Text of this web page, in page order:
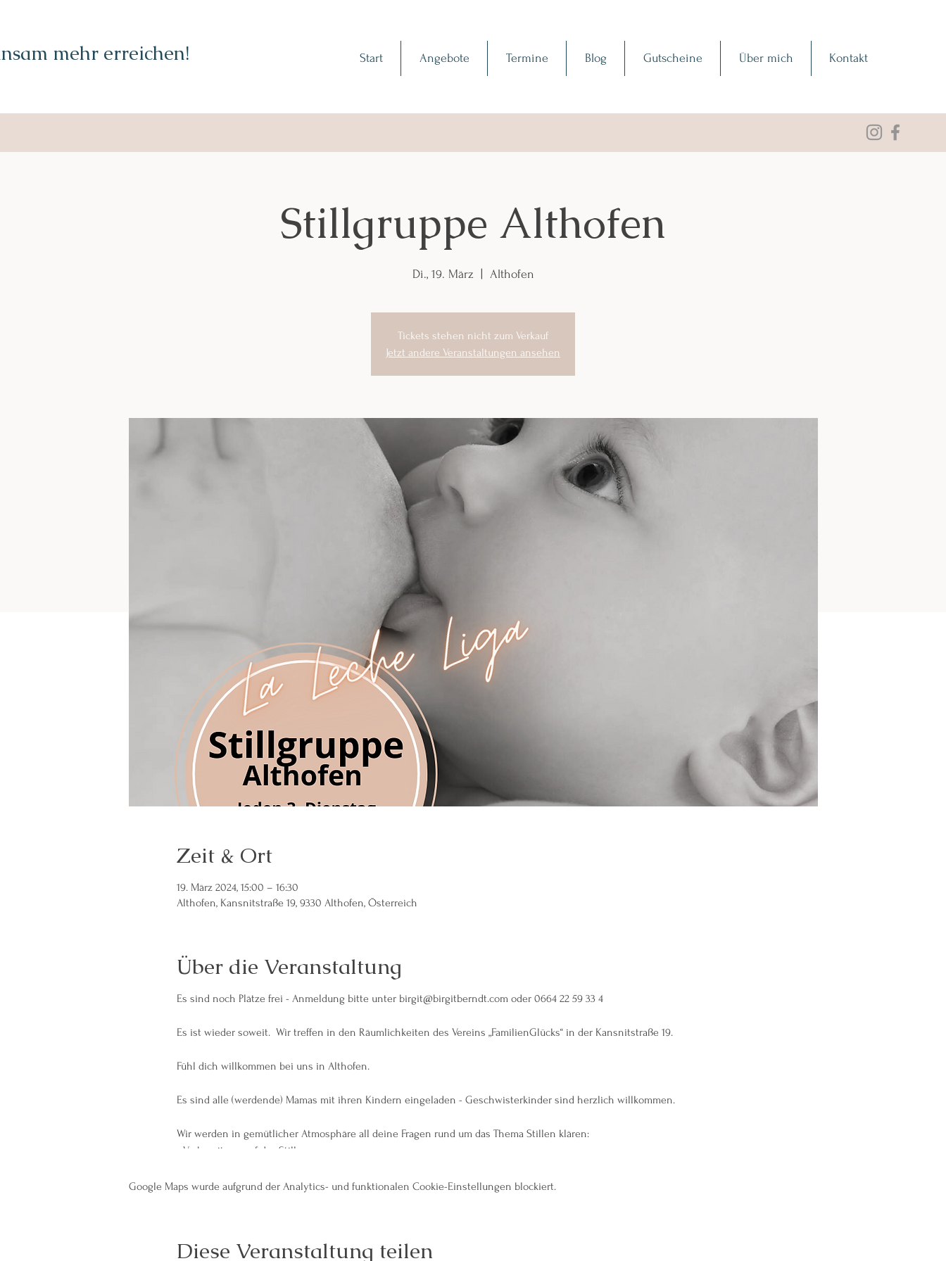
mehr erreichen! Start Angebote Termine Blog Gutscheine Über mich Kontakt
Stillgruppe Althofen
Di., 19. März Althofen
Tickets stehen nicht zum Verkauf
Jetzt andere Veranstaltungen ansehen
Zeit & Ort
19. März 2024, 15:00 – 16:30
Althofen, Kansnitstraße 19, 9330 Althofen, Österreich
Über die Veranstaltung
Es sind noch Plätze frei - Anmeldung bitte unter birgit@birgitberndt.com oder 0664 22 59 33 4
Es ist wieder soweit. Wir treffen in den Räumlichkeiten des Vereins „FamilienGlücks“ in der Kansnitstraße 19.
Fühl dich willkommen bei uns in Althofen.
Es sind alle (werdende) Mamas mit ihren Kindern eingeladen - Geschwisterkinder sind herzlich willkommen.
Wir werden in gemütlicher Atmosphäre all deine Fragen rund um das Thema Stillen klären:
- Vorbereitung auf das Stillen
- Schwierigkeiten (Milchstau, etc.)
- und noch ganz viel mehr
Google Maps wurde aufgrund der Analytics- und funktionalen Cookie-Einstellungen blockiert.
Diese Veranstaltung teilen